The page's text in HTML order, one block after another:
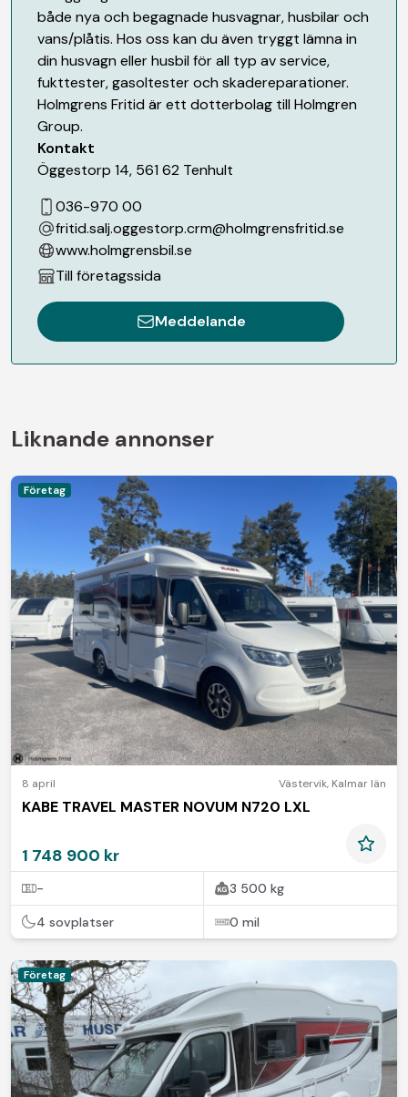
både nya och begagnade husvagnar, husbilar och
vans/plåtis. Hos oss kan du även tryggt lämna in
din husvagn eller husbil för all typ av service,
fukttester, gasoltester och skadereparationer.
Holmgrens Fritid är ett dotterbolag till Holmgren
Group.
Kontakt
Öggestorp 14, 561 62 Tenhult
036-970 00
fritid.salj.oggestorp.crm@holmgrensfritid.se
www.holmgrensbil.se
Till företagssida
Meddelande
Liknande annonser
Företag
8 april Västervik, Kalmar län
KABE TRAVEL MASTER NOVUM N720 LXL
1 748 900 kr
- 3 500 kg
4 sovplatser 0 mil
Företag